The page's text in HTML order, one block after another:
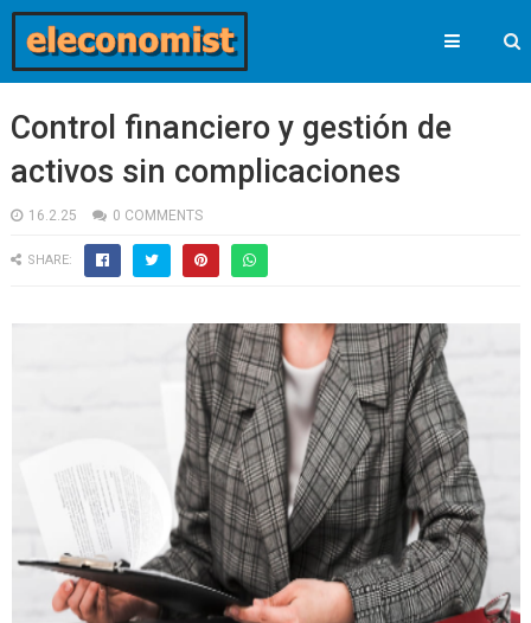
Control financiero y gestión de
activos sin complicaciones
16.2.25 0 COMMENTS
SHARE: